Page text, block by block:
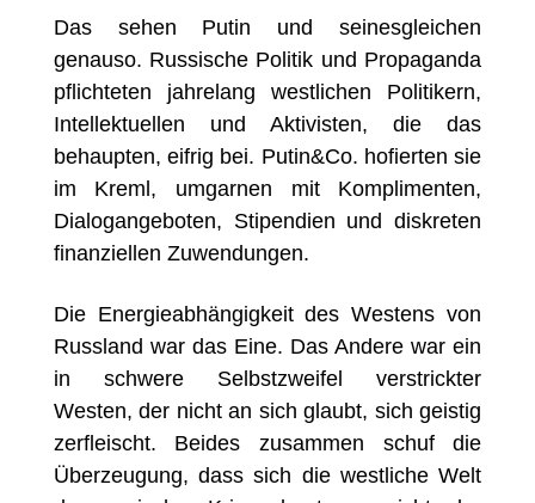
Das sehen Putin und seinesgleichen
genauso. Russische Politik und Propaganda
pflichteten jahrelang westlichen Politikern,
Intellektuellen und Aktivisten, die das
behaupten, eifrig bei. Putin&Co. hofierten sie
im Kreml, umgarnen mit Komplimenten,
Dialogangeboten, Stipendien und diskreten
finanziellen Zuwendungen.
Die Energieabhängigkeit des Westens von
Russland war das Eine. Das Andere war ein
in schwere Selbstzweifel verstrickter
Westen, der nicht an sich glaubt, sich geistig
zerfleischt. Beides zusammen schuf die
Überzeugung, dass sich die westliche Welt